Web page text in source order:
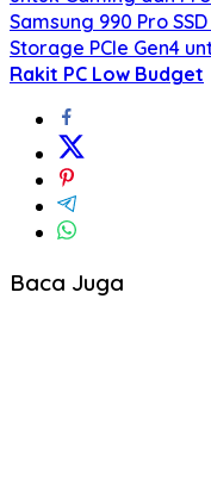
Samsung 990 Pro
Storage PCIe Gen4
Rakit PC Low Budget
Baca Juga